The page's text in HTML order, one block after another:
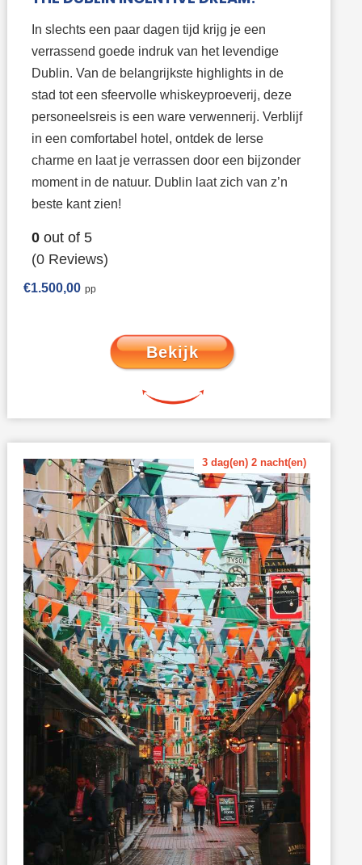
In slechts een paar dagen tijd krijg je een
verrassend goede indruk van het levendige
Dublin. Van de belangrijkste highlights in de
stad tot een sfeervolle whiskeyproeverij, deze
personeelsreis is een ware verwennerij. Verblijf
in een comfortabel hotel, ontdek de Ierse
charme en laat je verrassen door een bijzonder
moment in de natuur. Dublin laat zich van z’n
beste kant zien!
0out of 5
(0 Reviews)
€1.500,00
Bekijk
3 dag(en) 2 nacht(en)